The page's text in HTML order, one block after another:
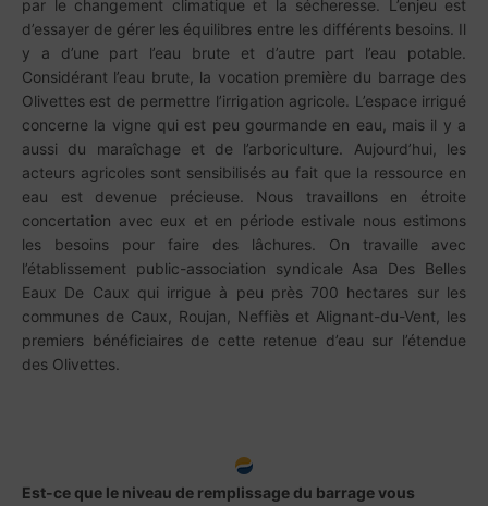
par le changement climatique et la sécheresse. L’enjeu est
d’essayer de gérer les équilibres entre les différents besoins. Il
y a d’une part l’eau brute et d’autre part l’eau potable.
Considérant l’eau brute, la vocation première du barrage des
Olivettes est de permettre l’irrigation agricole. L’espace irrigué
concerne la vigne qui est peu gourmande en eau, mais il y a
aussi du maraîchage et de l’arboriculture. Aujourd’hui, les
acteurs agricoles sont sensibilisés au fait que la ressource en
eau est devenue précieuse. Nous travaillons en étroite
concertation avec eux et en période estivale nous estimons
les besoins pour faire des lâchures. On travaille avec
l’établissement public-association syndicale Asa Des Belles
Eaux De Caux qui irrigue à peu près 700 hectares sur les
communes de Caux, Roujan, Neffiès et Alignant-du-Vent, les
premiers bénéficiaires de cette retenue d’eau sur l’étendue
des Olivettes.
Est-ce que le niveau de remplissage du barrage vous